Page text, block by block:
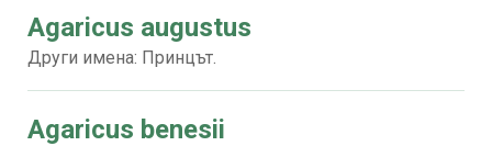
Agaricus augustus
Други имена: Принцът.
Agaricus benesii